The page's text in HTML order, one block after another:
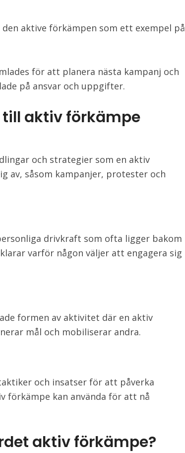
aktive förkämpen som ett exempel på
för att planera nästa kampanj och
på ansvar och uppgifter.
till aktiv förkämpe
och strategier som en aktiv
av, såsom kampanjer, protester och
drivkraft som ofta ligger bakom
varför någon väljer att engagera sig
formen av aktivitet där en aktiv
mål och mobiliserar andra.
och insatser för att påverka
förkämpe kan använda för att nå
aktiv förkämpe?